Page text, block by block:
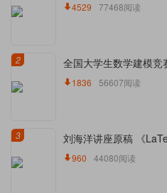
4529 77468阅读
2 全国大学生数学建模
1836 56607阅读
3 刘海洋讲座原稿 《
960 44080阅读